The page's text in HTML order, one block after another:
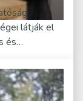
látják el
és…